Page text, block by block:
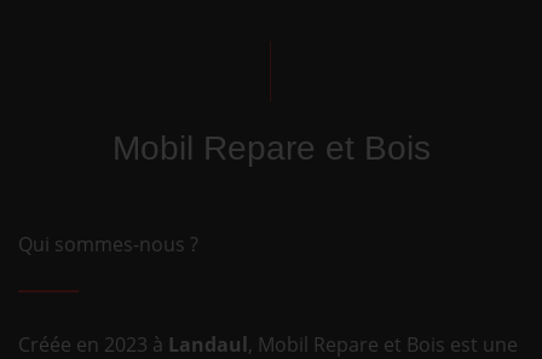
Mobil Repare et Bois
Qui sommes-nous ?
Créée en 2023 à Landaul, Mobil Repare et Bois est une